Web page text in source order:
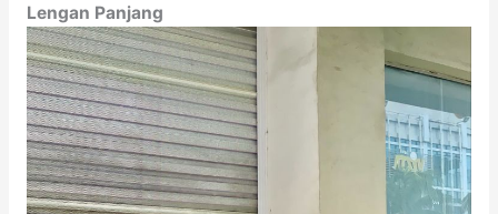
Lengan Panjang